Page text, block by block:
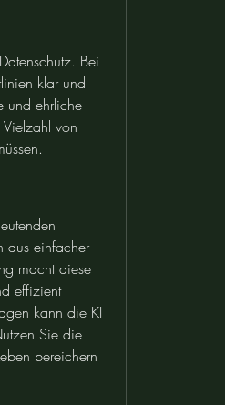
Bei
klar und
und ehrliche
von
aus einfacher
macht diese
effizient
kann die KI
Sie die
bereichern